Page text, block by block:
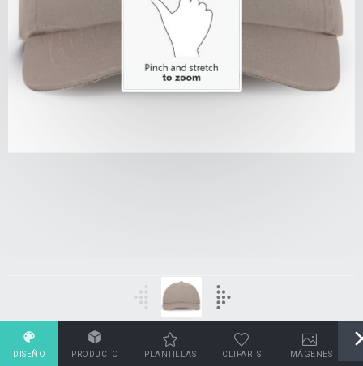
DISEÑO PRODUCTO PLANTILLAS CLIPARTS IMÁGENES